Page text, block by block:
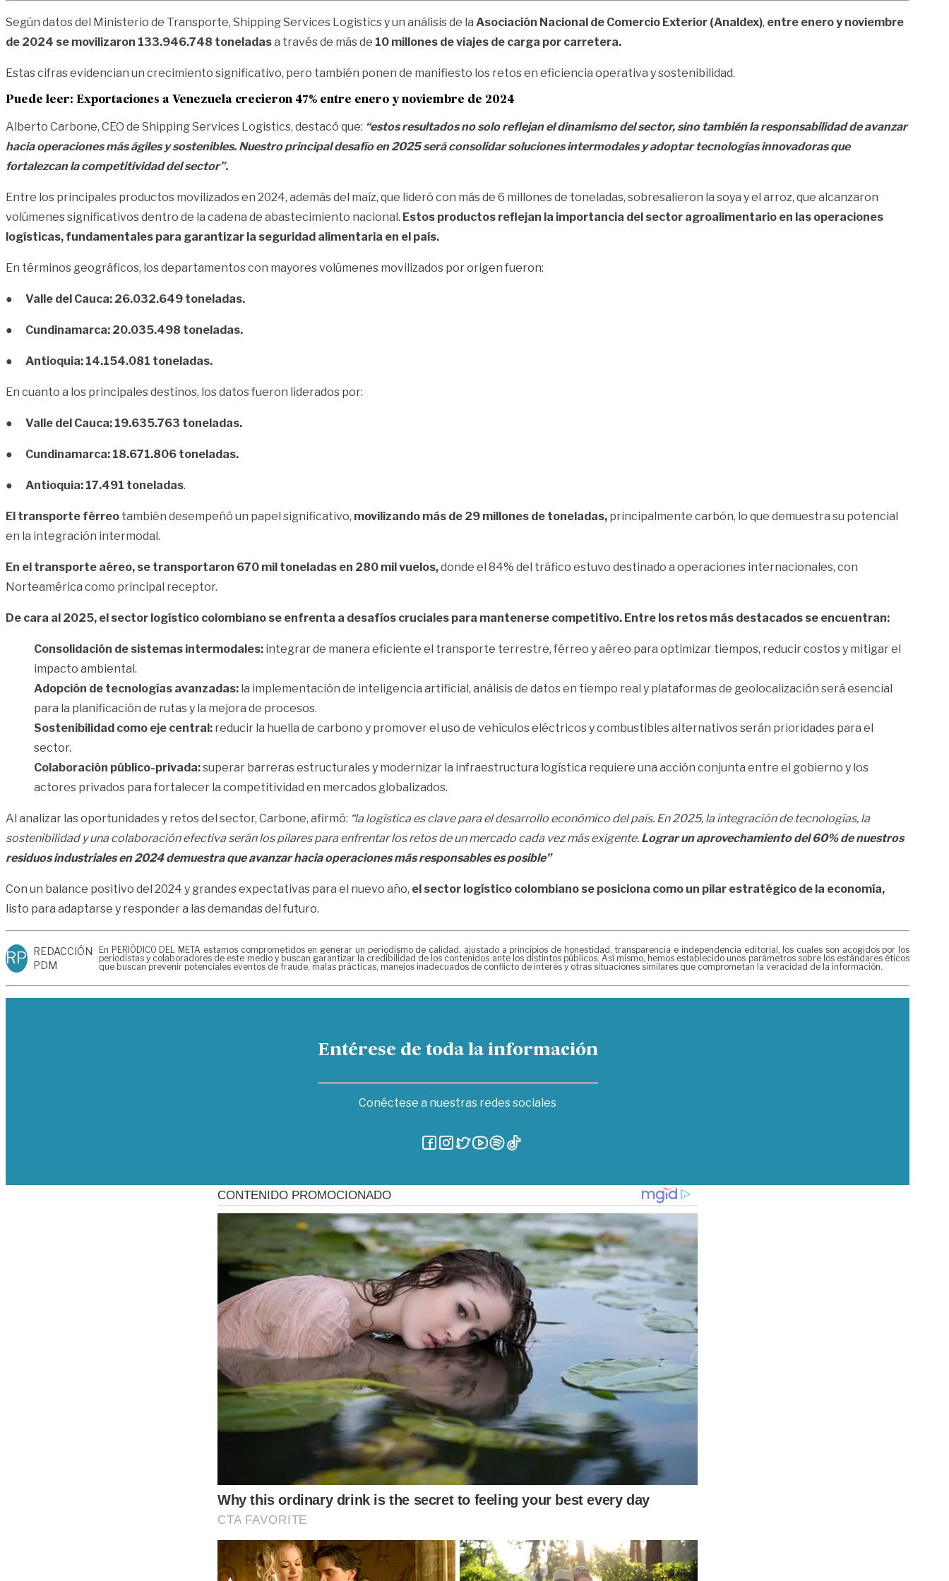
Según datos del Ministerio de Transporte, Shipping Services Logistics y un análisis de la Asociación Nacional de Comercio Exterior (Analdex), entre enero y noviembre
de 2024 se movilizaron 133.946.748 toneladasa través de más de 10 millones de viajes de carga por carretera.
Estas cifras evidencian un crecimiento significativo, pero también ponen de manifiesto los retos en eficiencia operativa y sostenibilidad.
Puede leer: Exportaciones a Venezuela crecieron 47% entre enero y noviembre de 2024
Alberto Carbone, CEO de Shipping Services Logistics, destacó que: “estos resultados no solo reflejan el dinamismo del sector, sino también la responsabilidad de avanzar
hacia operaciones más ágiles y sostenibles. Nuestro principal desafío en 2025 será consolidar soluciones intermodales y adoptar tecnologías innovadoras que
fortalezcan la competitividad del sector”.
Entre los principales productos movilizados en 2024, además del maíz, que lideró con más de 6 millones de toneladas, sobresalieron la soya y el arroz, que alcanzaron
volúmenes significativos dentro de la cadena de abastecimiento nacional. Estos productos reflejan la importancia del sector agroalimentario en las operaciones
logísticas, fundamentales para garantizar la seguridad alimentaria en el país.
En términos geográficos, los departamentos con mayores volúmenes movilizados por origen fueron:
● Valle del Cauca: 26.032.649 toneladas.
● Cundinamarca: 20.035.498 toneladas.
● Antioquia: 14.154.081 toneladas.
En cuanto a los principales destinos, los datos fueron liderados por:
● Valle del Cauca: 19.635.763 toneladas.
● Cundinamarca: 18.671.806 toneladas.
● Antioquia: 17.491 toneladas.
El transporte férreo también desempeñó un papel significativo, movilizando más de 29 millones de toneladas, principalmente carbón, lo que demuestra su potencial
en la integración intermodal.
En el transporte aéreo, se transportaron 670 mil toneladas en 280 mil vuelos,donde el 84% del tráfico estuvo destinado a operaciones internacionales, con
Norteamérica como principal receptor.
De cara al 2025, el sector logístico colombiano se enfrenta a desafíos cruciales para mantenerse competitivo. Entre los retos más destacados se encuentran:
Consolidación de sistemas intermodales: integrar de manera eficiente el transporte terrestre, férreo y aéreo para optimizar tiempos, reducir costos y mitigar el
impacto ambiental.
Adopción de tecnologías avanzadas: la implementación de inteligencia artificial, análisis de datos en tiempo real y plataformas de geolocalización será esencial
para la planificación de rutas y la mejora de procesos.
Sostenibilidad como eje central: reducir la huella de carbono y promover el uso de vehículos eléctricos y combustibles alternativos serán prioridades para el
sector.
Colaboración público-privada:superar barreras estructurales y modernizar la infraestructura logística requiere una acción conjunta entre el gobierno y los
actores privados para fortalecer la competitividad en mercados globalizados.
Al analizar las oportunidades y retos del sector, Carbone, afirmó: “la logística es clave para el desarrollo económico del país. En 2025, la integración de tecnologías, la
sostenibilidad y una colaboración efectiva serán los pilares para enfrentar los retos de un mercado cada vez más exigente. Lograr un aprovechamiento del 60% de nuestros
residuos industriales en 2024 demuestra que avanzar hacia operaciones más responsables es posible”
Con un balance positivo del 2024 y grandes expectativas para el nuevo año, el sector logístico colombiano se posiciona como un pilar estratégico de la economía,
listo para adaptarse y responder a las demandas del futuro.
RP REDACCIÓN
PDM
En PERIÓDICO DEL META estamos comprometidos en generar un periodismo de calidad, ajustado a principios de honestidad, transparencia e independencia editorial, los cuales son acogidos por los
periodistas y colaboradores de este medio y buscan garantizar la credibilidad de los contenidos ante los distintos públicos. Así mismo, hemos establecido unos parámetros sobre los estándares éticos
que buscan prevenir potenciales eventos de fraude, malas prácticas, manejos inadecuados de conflicto de interés y otras situaciones similares que comprometan la veracidad de la información.
Entérese de toda la información
Conéctese a nuestras redes sociales